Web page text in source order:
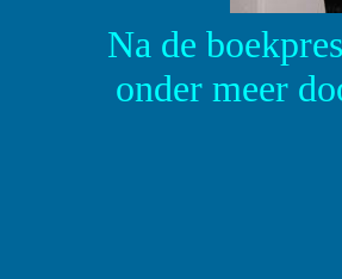
Na de
onder meer